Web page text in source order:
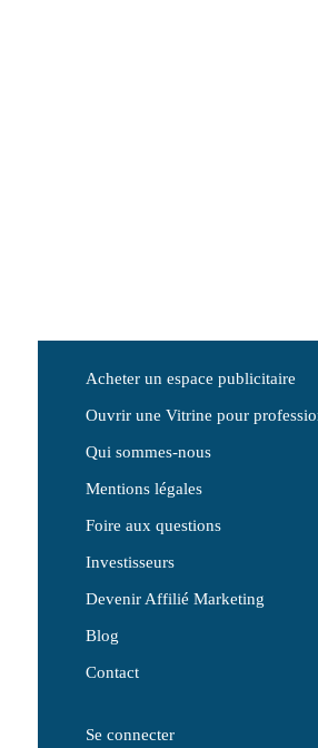
Acheter un espace publicitaire
Ouvrir une Vitrine pour
Qui sommes-nous
Mentions légales
Foire aux questions
Investisseurs
Devenir Affilié Marketing
Blog
Contact
Se connecter